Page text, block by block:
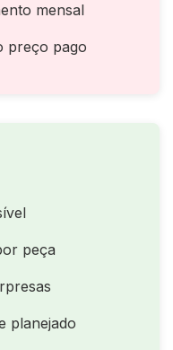
mensal
preço pago
peça
planejado